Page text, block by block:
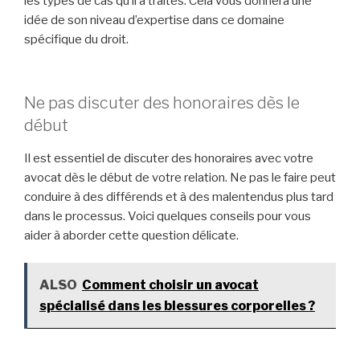
idée de son niveau d’expertise dans ce domaine
spécifique du droit.
Ne pas discuter des honoraires dès le
début
Il est essentiel de discuter des honoraires avec votre
avocat dès le début de votre relation. Ne pas le faire peut
conduire à des différends et à des malentendus plus tard
dans le processus. Voici quelques conseils pour vous
aider à aborder cette question délicate.
ALSO Comment choisir un avocat
spécialisé dans les blessures corporelles ?